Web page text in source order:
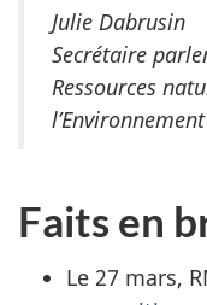
Julie Dabrusin
Secrétaire
Ressources
Faits en
Le 27 mars,